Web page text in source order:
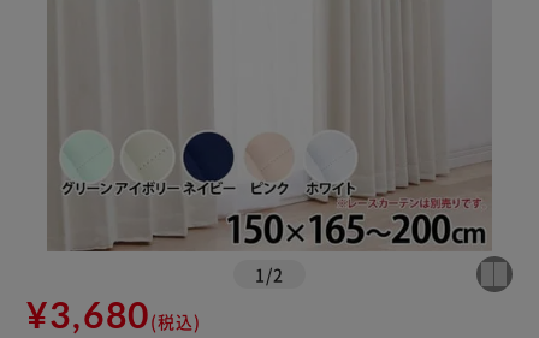
1 /2
¥3,680(税込)